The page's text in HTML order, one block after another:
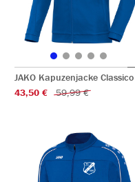
JAKO Kapuzenjacke Classico
43,50 €
59,99 €